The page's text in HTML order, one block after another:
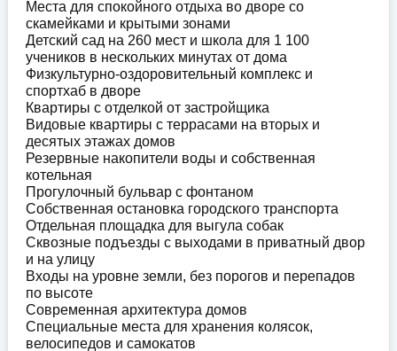
Места для спокойного отдыха во дворе со
скамейками и крытыми зонами
Детский сад на 260 мест и школа для 1 100
учеников в нескольких минутах от дома
Физкультурно-оздоровительный комплекс и
спортхаб в дворе
Квартиры с отделкой от застройщика
Видовые квартиры с террасами на вторых и
десятых этажах домов
Резервные накопители воды и собственная
котельная
Прогулочный бульвар с фонтаном
Собственная остановка городского транспорта
Отдельная площадка для выгула собак
Сквозные подъезды с выходами в приватный двор
и на улицу
Входы на уровне земли, без порогов и перепадов
по высоте
Современная архитектура домов
Специальные места для хранения колясок,
велосипедов и самокатов